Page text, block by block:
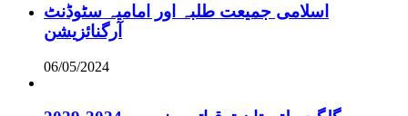
اسلامی جمیعت طلبہ اور امامیہ سٹوڈنٹ
آرگنائزیشن
06/05/2024